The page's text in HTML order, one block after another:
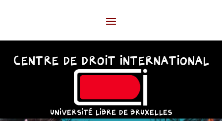
CENTRE DE DROIT INTERNATIONAL
UNIVERSITÉ LIBRE DE BRUXELLES